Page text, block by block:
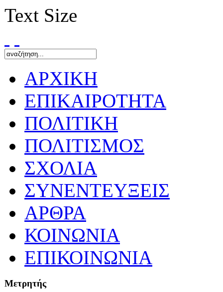
Text Size
ΑΡΧΙΚΗ
ΕΠΙΚΑΙΡΟΤΗΤΑ
ΠΟΛΙΤΙΚΗ
ΠΟΛΙΤΙΣΜΟΣ
ΣΧΟΛΙΑ
ΣΥΝΕΝΤΕΥΞΕΙΣ
ΑΡΘΡΑ
ΚΟΙΝΩΝΙΑ
ΕΠΙΚΟΙΝΩΝΙΑ
Μετρητής